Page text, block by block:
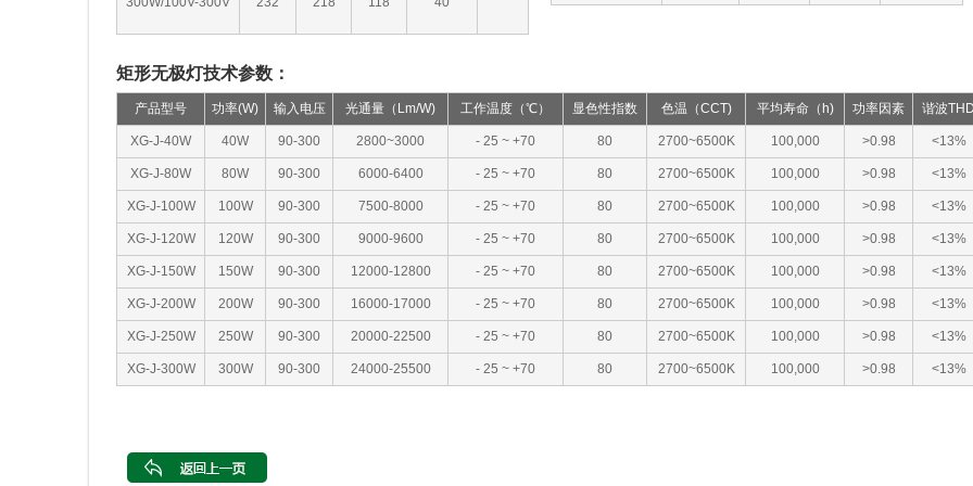
矩形无极灯技术参数：
产品型号 功率(W) 输入电压 光通量（Lm/W) 工作温度（℃） 显色性指数 色温（CCT) 平均寿命（h) 功率因素 谐波
XG-J-40W 40W 90-300 2800~3000 - 25 ~ +70 80 2700~6500K 100,000 >0.98 <13%
XG-J-80W 80W 90-300 6000-6400 - 25 ~ +70 80 2700~6500K 100,000 >0.98 <13%
XG-J-100W 100W 90-300 7500-8000 - 25 ~ +70 80 2700~6500K 100,000 >0.98 <13%
XG-J-120W 120W 90-300 9000-9600 - 25 ~ +70 80 2700~6500K 100,000 >0.98 <13%
XG-J-150W 150W 90-300 12000-12800 - 25 ~ +70 80 2700~6500K 100,000 >0.98 <13%
XG-J-200W 200W 90-300 16000-17000 - 25 ~ +70 80 2700~6500K 100,000 >0.98 <13%
XG-J-250W 250W 90-300 20000-22500 - 25 ~ +70 80 2700~6500K 100,000 >0.98 <13%
XG-J-300W 300W 90-300 24000-25500 - 25 ~ +70 80 2700~6500K 100,000 >0.98 <13%